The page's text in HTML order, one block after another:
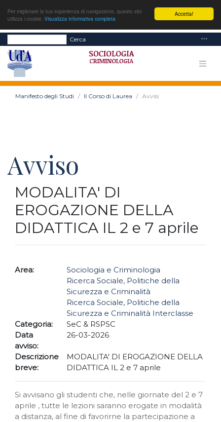
Accetta!
Per migliorare la tua esperienza di navigazione, questo sito
utilizza i cookie. Visualizza informativa completa
Cerca
Manifesto degli Studi Il Corso di Laurea Avvisi
Avviso
MODALITA' DI
EROGAZIONE DELLA
DIDATTICA IL 2 e 7 aprile
Area:
Sociologia e Criminologia
Ricerca Sociale, Politiche della
Sicurezza e Criminalità
Ricerca Sociale, Politiche della
Sicurezza e Criminalità Interclasse
Categoria:
SeC & RSPSC
Data
avviso:
26-03-2026
Descrizione
breve:
MODALITA' DI EROGAZIONE DELLA
DIDATTICA IL 2 e 7 aprile
Si avvisano gli studenti che, nelle giornate del 2 e 7
aprile , tutte le lezioni saranno erogate in modalità
a distanza, al fine di favorirne la partecipazione a